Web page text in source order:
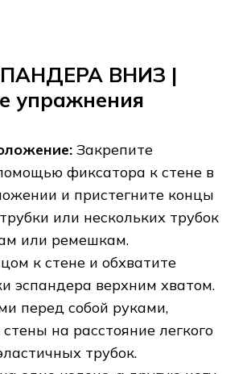
ВНИЗ |
упражнения
Закрепите
фиксатора к стене в
и пристегните концы
или нескольких трубок
или ремешкам.
к стене и обхватите
эспандера верхним хватом.
перед собой руками,
на расстояние легкого
трубок.